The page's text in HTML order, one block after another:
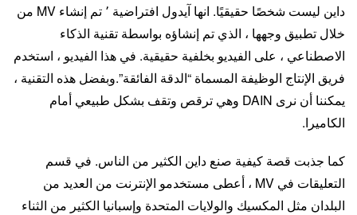
داين ليست شخصًا حقيقيًا. انها آيدول افتراضية ٬ تم إنشاء MV من
خلال تطبيق وجهها ، الذي تم إنشاؤه بواسطة تقنية الذكاء
الاصطناعي ، على الفيديو بخلفية حقيقية. في هذا الفيديو ، استخدم
فريق الإنتاج الوظيفة المسماة “الدقة الفائقة”.وبفضل هذه التقنية ،
يمكننا أن نرى DAIN وهي ترقص وتقف بشكل طبيعي أمام
الكاميرا.
كما جذبت قصة كيفية صنع داين الكثير من الناس. في قسم
التعليقات في MV ، أعطى مستخدمو الإنترنت من العديد من
البلدان مثل المكسيك والولايات المتحدة وإسبانيا الكثير من الثناء